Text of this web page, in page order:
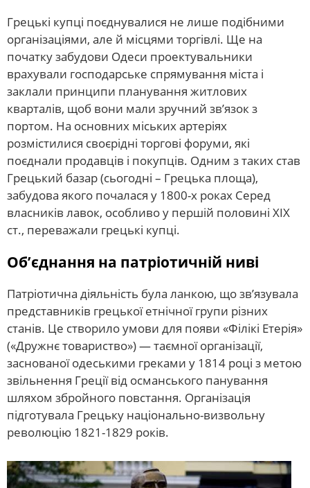
Грецькі купці поєднувалися не лише подібними
організаціями, але й місцями торгівлі. Ще на
початку забудови Одеси проектувальники
врахували господарське спрямування міста і
заклали принципи планування житлових
кварталів, щоб вони мали зручний зв’язок з
портом. На основних міських артеріях
розмістилися своєрідні торгові форуми, які
поєднали продавців і покупців. Одним з таких став
Грецький базар (сьогодні – Грецька площа),
забудова якого почалася у 1800-х роках Серед
власників лавок, особливо у першій половині ХІХ
ст., переважали грецькі купці.
Об’єднання на патріотичній ниві
Патріотична діяльність була ланкою, що зв’язувала
представників грецької етнічної групи різних
станів. Це створило умови для появи «Філікі Етерія»
(«Дружнє товариство») — таємної організації,
заснованої одеськими греками у 1814 році з метою
звільнення Греції від османського панування
шляхом збройного повстання. Організація
підготувала Грецьку національно-визвольну
революцію 1821-1829 років.